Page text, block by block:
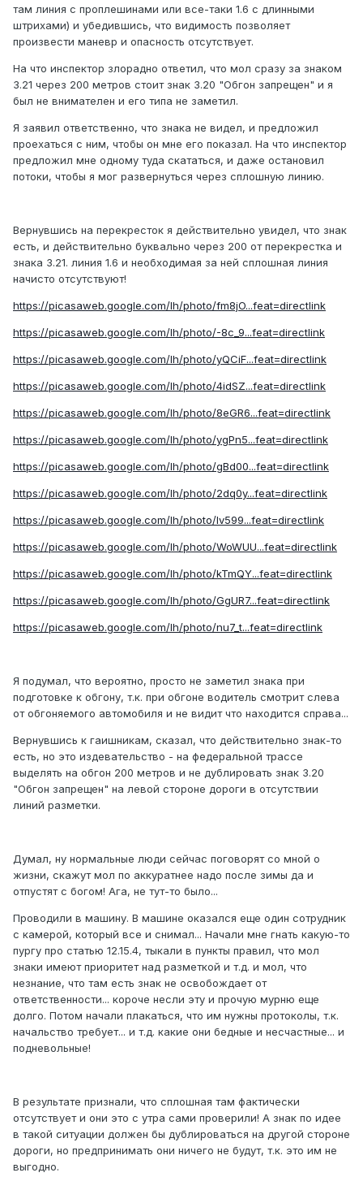
там линия с проплешинами или все-таки 1.6 с длинными
штрихами) и убедившись, что видимость позволяет
произвести маневр и опасность отсутствует.
На что инспектор злорадно ответил, что мол сразу за знаком
3.21 через 200 метров стоит знак 3.20 "Обгон запрещен" и я
был не внимателен и его типа не заметил.
Я заявил ответственно, что знака не видел, и предложил
проехаться с ним, чтобы он мне его показал. На что инспектор
предложил мне одному туда скататься, и даже остановил
потоки, чтобы я мог развернуться через сплошную линию.
Вернувшись на перекресток я действительно увидел, что знак
есть, и действительно буквально через 200 от перекрестка и
знака 3.21. линия 1.6 и необходимая за ней сплошная линия
начисто отсутствуют!
https://picasaweb.google.com/lh/photo/fm8jO...feat=directlink
https://picasaweb.google.com/lh/photo/-8c_9...feat=directlink
https://picasaweb.google.com/lh/photo/yQCiF...feat=directlink
https://picasaweb.google.com/lh/photo/4idSZ...feat=directlink
https://picasaweb.google.com/lh/photo/8eGR6...feat=directlink
https://picasaweb.google.com/lh/photo/ygPn5...feat=directlink
https://picasaweb.google.com/lh/photo/gBd00...feat=directlink
https://picasaweb.google.com/lh/photo/2dq0y...feat=directlink
https://picasaweb.google.com/lh/photo/Iv599...feat=directlink
https://picasaweb.google.com/lh/photo/WoWUU...feat=directlink
https://picasaweb.google.com/lh/photo/kTmQY...feat=directlink
https://picasaweb.google.com/lh/photo/GgUR7...feat=directlink
https://picasaweb.google.com/lh/photo/nu7_t...feat=directlink
Я подумал, что вероятно, просто не заметил знака при
подготовке к обгону, т.к. при обгоне водитель смотрит слева
от обгоняемого автомобиля и не видит что находится справа...
Вернувшись к гаишникам, сказал, что действительно знак-то
есть, но это издевательство - на федеральной трассе
выделять на обгон 200 метров и не дублировать знак 3.20
"Обгон запрещен" на левой стороне дороги в отсутствии
линий разметки.
Думал, ну нормальные люди сейчас поговорят со мной о
жизни, скажут мол по аккуратнее надо после зимы да и
отпустят с богом! Ага, не тут-то было...
Проводили в машину. В машине оказался еще один сотрудник
с камерой, который все и снимал... Начали мне гнать какую-то
пургу про статью 12.15.4, тыкали в пункты правил, что мол
знаки имеют приоритет над разметкой и т.д. и мол, что
незнание, что там есть знак не освобождает от
ответственности... короче несли эту и прочую мурню еще
долго. Потом начали плакаться, что им нужны протоколы, т.к.
начальство требует... и т.д. какие они бедные и несчастные... и
подневольные!
В результате признали, что сплошная там фактически
отсутствует и они это с утра сами проверили! А знак по идее
в такой ситуации должен бы дублироваться на другой стороне
дороги, но предпринимать они ничего не будут, т.к. это им не
выгодно.